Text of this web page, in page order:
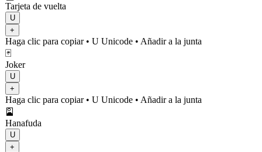
Tarjeta de vuelta
U
+
Haga clic para copiar• U Unicode • Añadir a la junta
🃏
Joker
U
+
Haga clic para copiar• U Unicode • Añadir a la junta
🎴
Hanafuda
U
+